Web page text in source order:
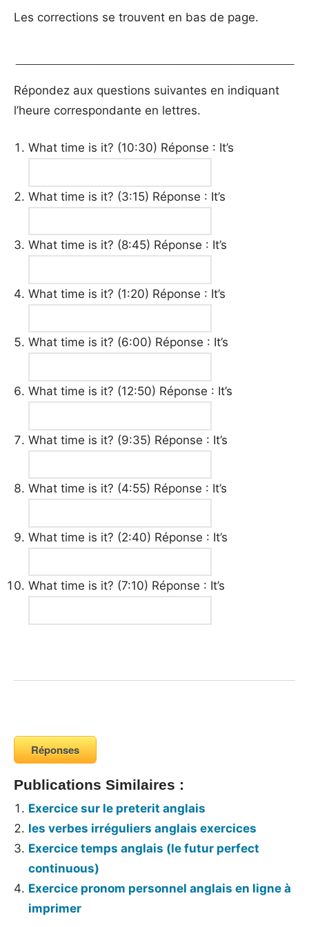
Les corrections se trouvent en bas de page.
Répondez aux questions suivantes en indiquant
l’heure correspondante en lettres.
What time is it? (10:30) Réponse : It’s
What time is it? (3:15) Réponse : It’s
What time is it? (8:45) Réponse : It’s
What time is it? (1:20) Réponse : It’s
What time is it? (6:00) Réponse : It’s
What time is it? (12:50) Réponse : It’s
What time is it? (9:35) Réponse : It’s
What time is it? (4:55) Réponse : It’s
What time is it? (2:40) Réponse : It’s
What time is it? (7:10) Réponse : It’s
Réponses
Publications Similaires :
Exercice sur le preterit anglais
les verbes irréguliers anglais exercices
Exercice temps anglais (le futur perfect
continuous)
Exercice pronom personnel anglais en ligne à
imprimer